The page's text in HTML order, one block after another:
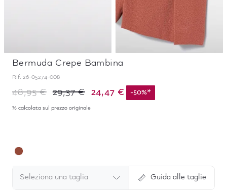
Bermuda Crepe Bambina
Rif. 26-05274-008
48,95 € 29,37 € 24,47 € -50%*
% calcolata sul prezzo originale
Seleziona una taglia Guida alle taglie